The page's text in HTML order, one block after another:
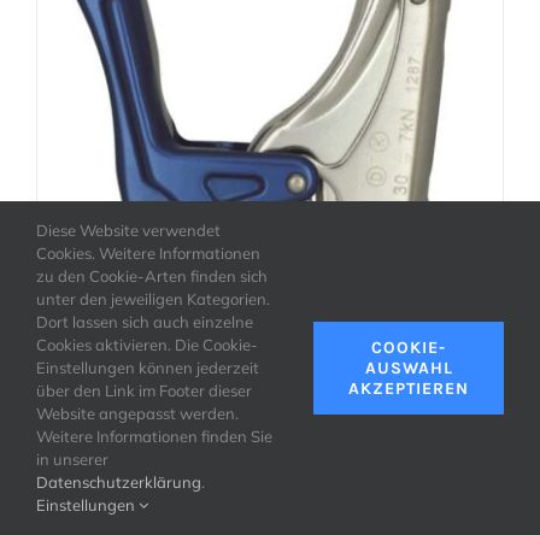
AUSFÜHRUNG WÄHLEN / DETAILS
Diese Website verwendet
Cookies. Weitere Informationen
zu den Cookie-Arten finden sich
unter den jeweiligen Kategorien.
Dort lassen sich auch einzelne
Cookies aktivieren. Die Cookie-
Einstellungen können jederzeit
über den Link im Footer dieser
Website angepasst werden.
Weitere Informationen finden Sie
in unserer
Datenschutzerklärung.
Einstellungen
COOKIE-
AUSWAHL
AKZEPTIEREN